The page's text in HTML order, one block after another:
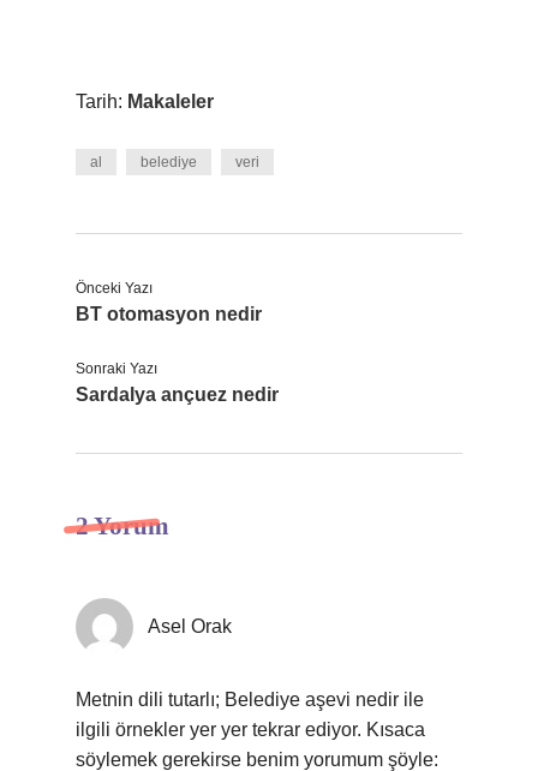
Tarih: Makaleler
al belediye veri
Önceki Yazı
BT otomasyon nedir
Sonraki Yazı
Sardalya ançuez nedir
2 Yorum
Asel Orak
Metnin dili tutarlı; Belediye aşevi nedir ile
ilgili örnekler yer yer tekrar ediyor. Kısaca
söylemek gerekirse benim yorumum şöyle: